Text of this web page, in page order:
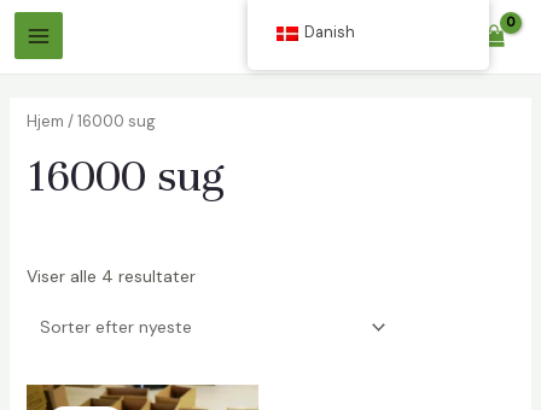
Spring
Hovedmenu
Hjem / 16000 sug
16000 sug
Viser alle 4 resultater
Danish